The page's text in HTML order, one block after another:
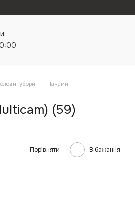
убори
Панами
(59)
Порівняти В бажання